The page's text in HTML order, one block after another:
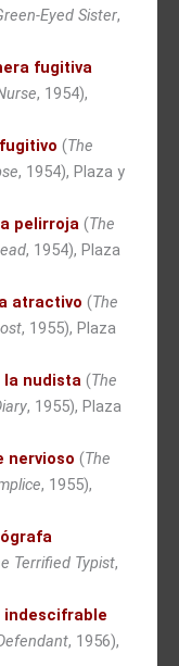
Eyed Sister,
fugitiva
, 1954),
(The
, 1954), Plaza y
pelirroja (The
, 1954), Plaza
atractivo (The
, 1955), Plaza
la nudista (The
, 1955), Plaza
nervioso (The
, 1955),
Terrified Typist,
indescifrable
, 1956),